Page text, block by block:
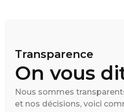
Transparence
On vous
Nous sommes
et nos décisions, voici